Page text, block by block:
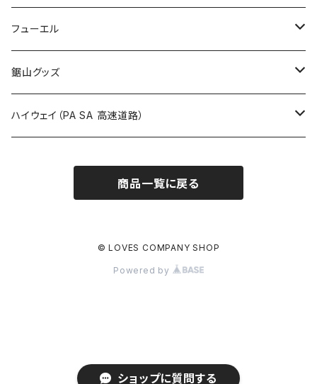
ショップに質問する
ROUTE700～799号線
ROUTE 600～699号線
ROUTE 700～799号線
ROUTE 600～699号線
ROUTE 700～799号線
茨城県
栃木県
群馬県
ホテルキーホルダー
撮影禁止
ホテルキーホルダー
たばこ・禁煙ステッカー
フューエル
ステッカー
鋸山グッズ
Tシャツ
ハイウェイ（PA SA 高速道路）
商品一覧に戻る
© LOVES COMPANY SHOP
Powered by